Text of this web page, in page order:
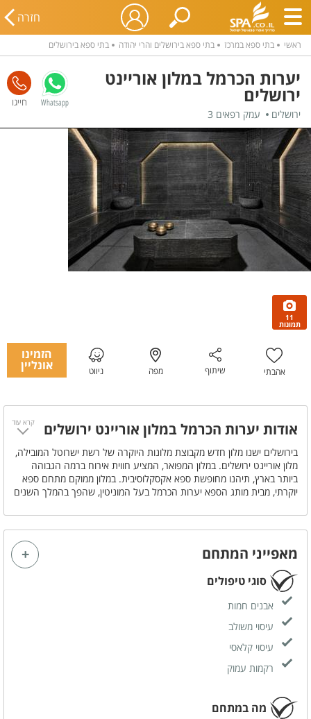
חזרה
ראשי בתי ספא במרכז בתי ספא בירושלים והרי יהודה בתי ספא בירושלים
יערות הכרמל במלון אוריינט
ירושלים
ירושלים עמק רפאים 3
Whatsapp
11
תמונות
אהבתי שיתוף מפה ניווט
הזמינו
אונליין
אודות יערות הכרמל במלון אוריינט ירושלים
בירושלים ישנו מלון חדש מקבוצת מלונות היוקרה של רשת ישרוטל המובילה,
מלון אוריינט ירושלים. במלון המפואר, המציע חווית אירוח ברמה הגבוהה
ביותר בארץ, תיהנו מחופשת ספא אקסקלוסיבית. במלון ממוקם מתחם ספא
יוקרתי, מבית מותג הספא יערות הכרמל בעל המוניטין, שהפך בהמלך השנים
לאורחי מלונות היוקרה של רשת ישרוטל מבחר ענק של טיפולי ספא
מקצועיים, מפנקים ואיכותיים, המשלבים חומרי טיפוח של המותגים המובילים
מהעולם. במתחם ספא יערות הכרמל מלון אוריינט ירושלים תוכלו לבלות
שעות של פינוק, הירגעות ושלווה. מתחם הספא המפואר כולל שבעה חדרי
טיפולים מעוצבים פרטיים, חדר טיפולים זוגי בו אמבט ג'קוזי פרטי לחוויה
ייחודית, בריכה מקורה ומחוממת במתחם מפואר, סאונה יבשה, חדר כושר עם
ציוד מקצועי ומבחר מתחמי מנוחה והתרגעות נוחים ומפנקים. הספא מציע
לאורחיו מגוון עצום של טיפולי גוף ויופי, בטכניקות שונות, החל מעיסויים
קלאסיים, טיפולים מהמזרח, טיפולים מיוחדים, טיפולי איזון, טיפולי יופי ועוד.
הטיפולים נעשים מידיהם של הצוות הטוב ביותר בתחום.
קרא עוד
מאפייני המתחם
סוגי טיפולים
אבנים חמות
עיסוי משולב
עיסוי קלאסי
רקמות עמוק
מה במתחם